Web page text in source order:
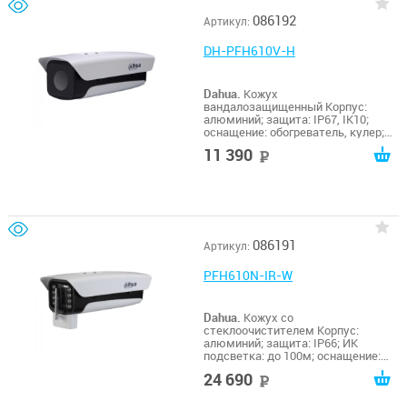
Артикул: 086192
DH-PFH610V-H
Dahua. Кожух
вандалозащищенный Корпус:
алюминий; защита: IP67, IK10;
оснащение: обогреватель, кулер;
питание: АС 24В, 3А; эксплуатация:
-40º~+60ºC;
11 390
Артикул: 086191
PFH610N-IR-W
Dahua. Кожух со
стеклоочистителем Корпус:
алюминий; защита: IP66; ИК
подсветка: до 100м; оснащение:
стеклоочиститель, обогреватель,
RS485; питание: АС 24В, 5А;
24 690